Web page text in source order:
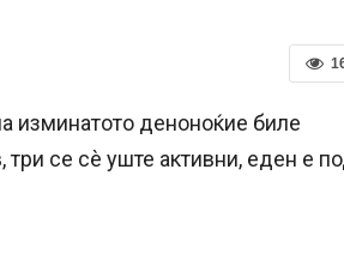
изминатото деноноќие биле
се сè уште активни, еден е